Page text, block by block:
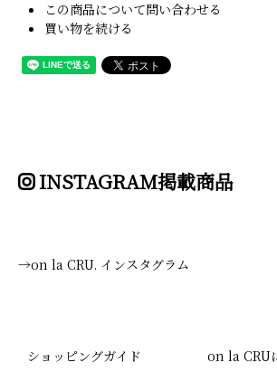
この商品について問い合わせる
買い物を続ける
INSTAGRAM掲載商品
→on la CRU. インスタグラム
ショッピングガイド
on la CRU